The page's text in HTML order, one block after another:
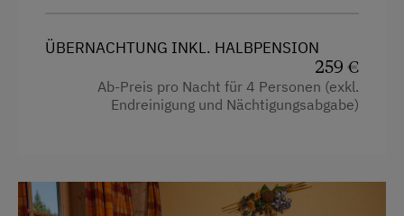
ÜBERNACHTUNG INKL. HALBPENSION
259 €
Ab-Preis pro Nacht für 4 Personen (exkl.
Endreinigung und Nächtigungsabgabe)